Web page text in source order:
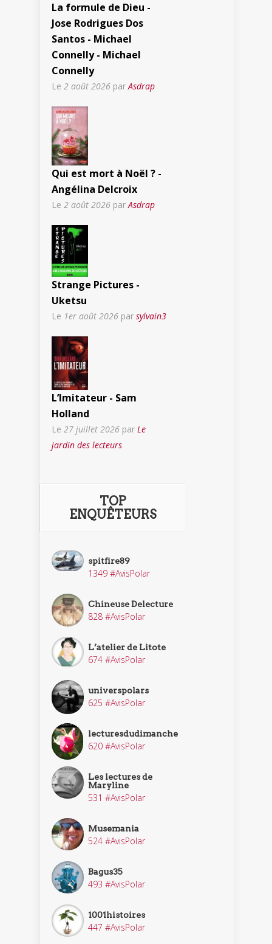
La formule de Dieu -
Jose Rodrigues Dos
Santos - Michael
Connelly - Michael
Connelly
Le 2 août 2026 parAsdrap
Qui est mort à Noël ? -
Angélina Delcroix
Le 2 août 2026 parAsdrap
Strange Pictures -
Uketsu
Le 1er août 2026 par sylvain3
L’Imitateur - Sam
Holland
Le 27 juillet 2026 par Le
jardin des lecteurs
TOP
ENQUÊTEURS
spitfire89
1349 #AvisPolar
Chineuse Delecture
828 #AvisPolar
L’atelier de Litote
674 #AvisPolar
universpolars
625 #AvisPolar
lecturesdudimanche
620 #AvisPolar
Les lectures de
Maryline
531 #AvisPolar
Musemania
524 #AvisPolar
Bagus35
493 #AvisPolar
1001histoires
447 #AvisPolar